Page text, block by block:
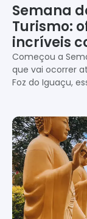
Semana
Turismo:
incríveis
Começou a
que vai ocorrer
Foz do Iguaçu,